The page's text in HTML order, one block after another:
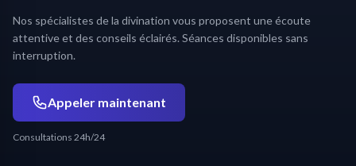
Nos spécialistes de la divination vous proposent une écoute
attentive et des conseils éclairés. Séances disponibles sans
interruption.
Appeler maintenant
Consultations 24h/24